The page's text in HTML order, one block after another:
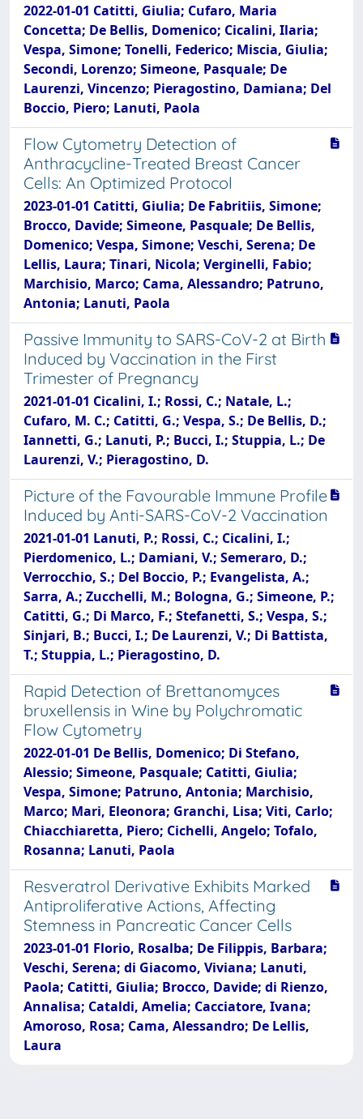
2022-01-01 Catitti, Giulia; Cufaro, Maria
Concetta; De Bellis, Domenico; Cicalini, Ilaria;
Vespa, Simone; Tonelli, Federico; Miscia, Giulia;
Secondi, Lorenzo; Simeone, Pasquale; De
Laurenzi, Vincenzo; Pieragostino, Damiana; Del
Boccio, Piero; Lanuti, Paola
Flow Cytometry Detection of
Anthracycline-Treated Breast Cancer
Cells: An Optimized Protocol
2023-01-01 Catitti, Giulia; De Fabritiis, Simone;
Brocco, Davide; Simeone, Pasquale; De Bellis,
Domenico; Vespa, Simone; Veschi, Serena; De
Lellis, Laura; Tinari, Nicola; Verginelli, Fabio;
Marchisio, Marco; Cama, Alessandro; Patruno,
Antonia; Lanuti, Paola
Passive Immunity to SARS-CoV-2 at Birth
Induced by Vaccination in the First
Trimester of Pregnancy
2021-01-01 Cicalini, I.; Rossi, C.; Natale, L.;
Cufaro, M. C.; Catitti, G.; Vespa, S.; De Bellis, D.;
Iannetti, G.; Lanuti, P.; Bucci, I.; Stuppia, L.; De
Laurenzi, V.; Pieragostino, D.
Picture of the Favourable Immune Profile
Induced by Anti-SARS-CoV-2 Vaccination
2021-01-01 Lanuti, P.; Rossi, C.; Cicalini, I.;
Pierdomenico, L.; Damiani, V.; Semeraro, D.;
Verrocchio, S.; Del Boccio, P.; Evangelista, A.;
Sarra, A.; Zucchelli, M.; Bologna, G.; Simeone, P.;
Catitti, G.; Di Marco, F.; Stefanetti, S.; Vespa, S.;
Sinjari, B.; Bucci, I.; De Laurenzi, V.; Di Battista,
T.; Stuppia, L.; Pieragostino, D.
Rapid Detection of Brettanomyces
bruxellensis in Wine by Polychromatic
Flow Cytometry
2022-01-01 De Bellis, Domenico; Di Stefano,
Alessio; Simeone, Pasquale; Catitti, Giulia;
Vespa, Simone; Patruno, Antonia; Marchisio,
Marco; Mari, Eleonora; Granchi, Lisa; Viti, Carlo;
Chiacchiaretta, Piero; Cichelli, Angelo; Tofalo,
Rosanna; Lanuti, Paola
Resveratrol Derivative Exhibits Marked
Antiproliferative Actions, Affecting
Stemness in Pancreatic Cancer Cells
2023-01-01 Florio, Rosalba; De Filippis, Barbara;
Veschi, Serena; di Giacomo, Viviana; Lanuti,
Paola; Catitti, Giulia; Brocco, Davide; di Rienzo,
Annalisa; Cataldi, Amelia; Cacciatore, Ivana;
Amoroso, Rosa; Cama, Alessandro; De Lellis,
Laura